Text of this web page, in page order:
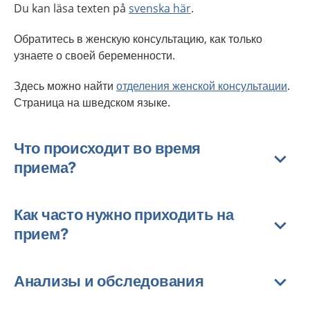
Du kan läsa texten på svenska här.
Обратитесь в женскую консультацию, как только
узнаете о своей беременности.
Здесь можно найти отделения женской консультации.
Страница на шведском языке.
Что происходит во время
приема?
Как часто нужно приходить на
прием?
Анализы и обследования